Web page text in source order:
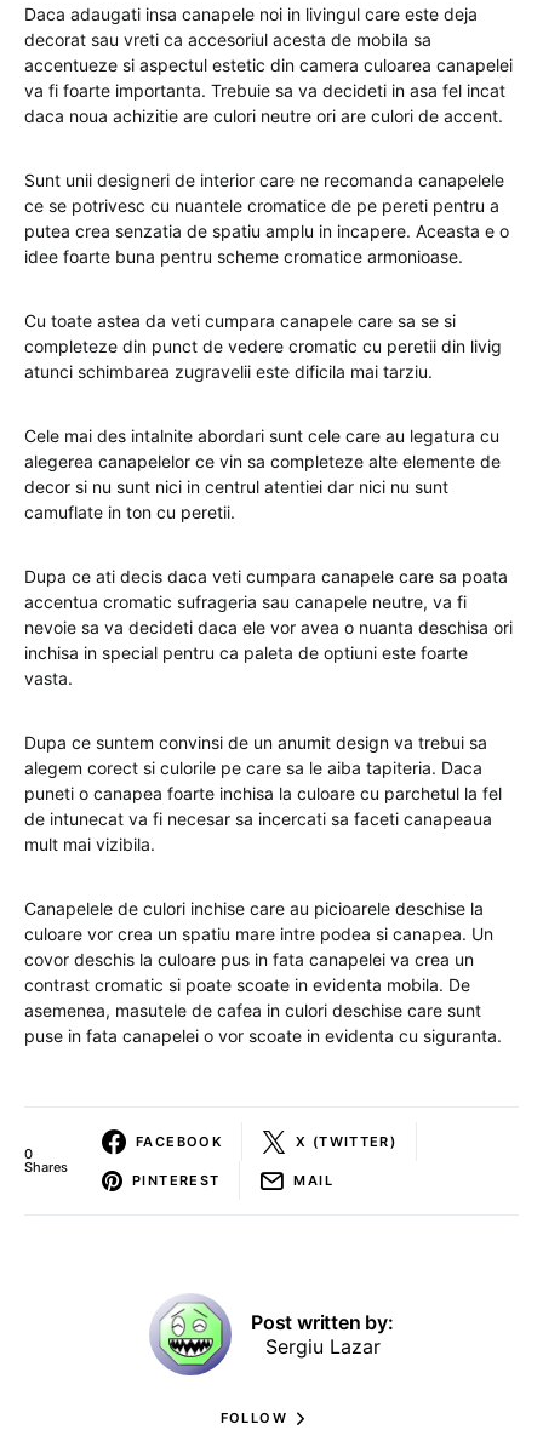
Daca adaugati insa canapele noi in livingul care este deja
decorat sau vreti ca accesoriul acesta de mobila sa
accentueze si aspectul estetic din camera culoarea canapelei
va fi foarte importanta. Trebuie sa va decideti in asa fel incat
daca noua achizitie are culori neutre ori are culori de accent.
Sunt unii designeri de interior care ne recomanda canapelele
ce se potrivesc cu nuantele cromatice de pe pereti pentru a
putea crea senzatia de spatiu amplu in incapere. Aceasta e o
idee foarte buna pentru scheme cromatice armonioase.
Cu toate astea da veti cumpara canapele care sa se si
completeze din punct de vedere cromatic cu peretii din livig
atunci schimbarea zugravelii este dificila mai tarziu.
Cele mai des intalnite abordari sunt cele care au legatura cu
alegerea canapelelor ce vin sa completeze alte elemente de
decor si nu sunt nici in centrul atentiei dar nici nu sunt
camuflate in ton cu peretii.
Dupa ce ati decis daca veti cumpara canapele care sa poata
accentua cromatic sufrageria sau canapele neutre, va fi
nevoie sa va decideti daca ele vor avea o nuanta deschisa ori
inchisa in special pentru ca paleta de optiuni este foarte
vasta.
Dupa ce suntem convinsi de un anumit design va trebui sa
alegem corect si culorile pe care sa le aiba tapiteria. Daca
puneti o canapea foarte inchisa la culoare cu parchetul la fel
de intunecat va fi necesar sa incercati sa faceti canapeaua
mult mai vizibila.
Canapelele de culori inchise care au picioarele deschise la
culoare vor crea un spatiu mare intre podea si canapea. Un
covor deschis la culoare pus in fata canapelei va crea un
contrast cromatic si poate scoate in evidenta mobila. De
asemenea, masutele de cafea in culori deschise care sunt
puse in fata canapelei o vor scoate in evidenta cu siguranta.
0
Shares
FACEBOOK X (TWITTER)
PINTEREST MAIL
Post written by:
Sergiu Lazar
FOLLOW